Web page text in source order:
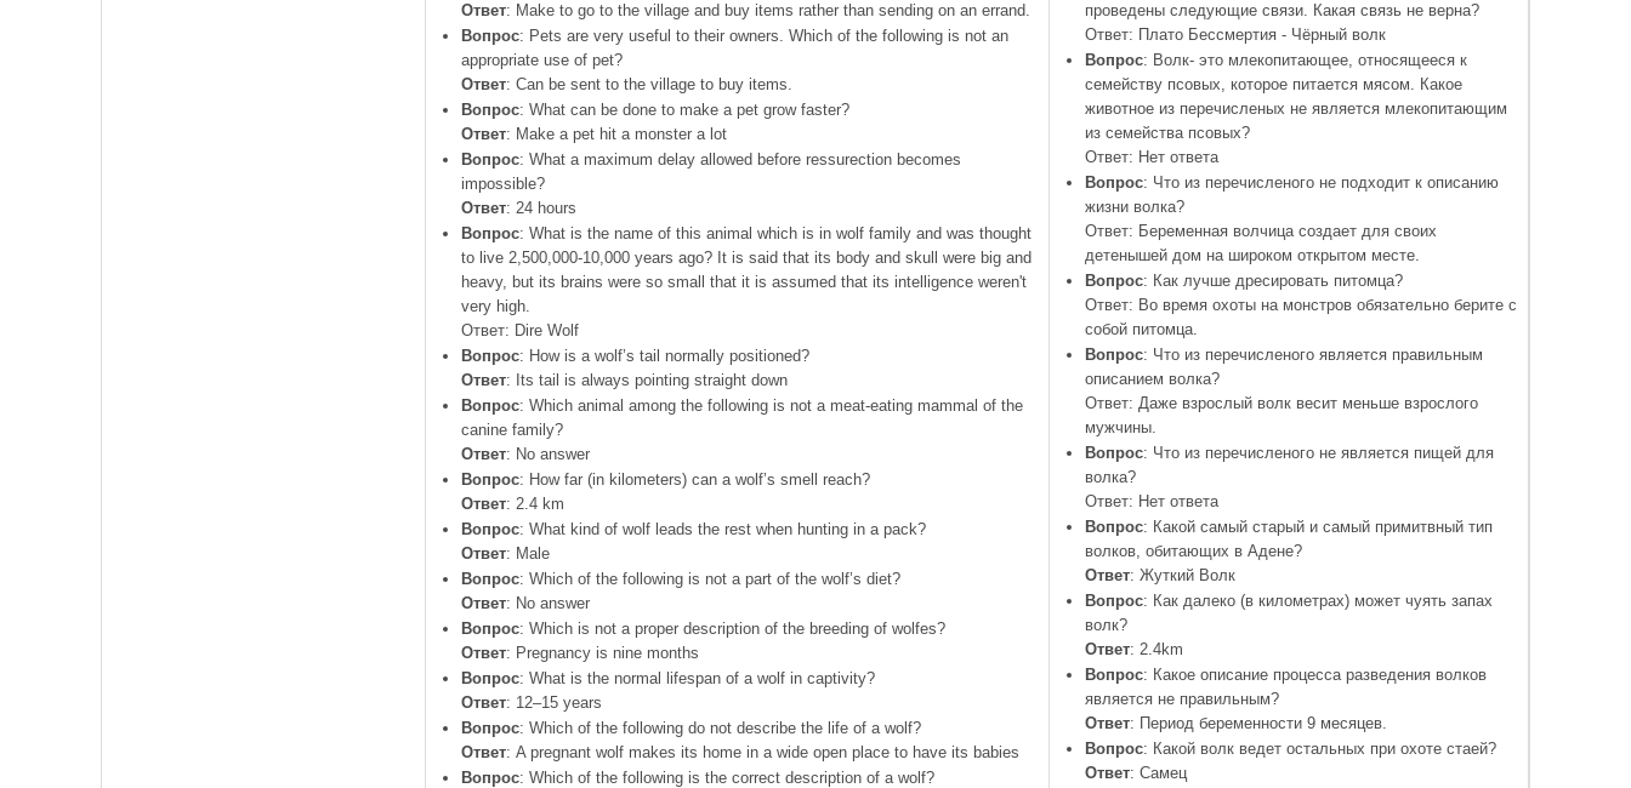
Ответ: Make to go to the village and buy items rather than sending on an errand.
Вопрос: Pets are very useful to their owners. Which of the following is not an
appropriate use of pet?
Ответ: Can be sent to the village to buy items.
Вопрос: What can be done to make a pet grow faster?
Ответ: Make a pet hit a monster a lot
Вопрос: What a maximum delay allowed before ressurection becomes
impossible?
Ответ: 24 hours
Вопрос: What is the name of this animal which is in wolf family and was thought
to live 2,500,000-10,000 years ago? It is said that its body and skull were big and
heavy, but its brains were so small that it is assumed that its intelligence weren't
very high.
Ответ: Dire Wolf
Вопрос: How is a wolf’s tail normally positioned?
Ответ: Its tail is always pointing straight down
Вопрос: Which animal among the following is not a meat-eating mammal of the
canine family?
Ответ: No answer
Вопрос: How far (in kilometers) can a wolf’s smell reach?
Ответ: 2.4 km
Вопрос: What kind of wolf leads the rest when hunting in a pack?
Ответ: Male
Вопрос: Which of the following is not a part of the wolf’s diet?
Ответ: No answer
Вопрос: Which is not a proper description of the breeding of wolfes?
Ответ: Pregnancy is nine months
Вопрос: What is the normal lifespan of a wolf in captivity?
Ответ: 12–15 years
Вопрос: Which of the following do not describe the life of a wolf?
Ответ: A pregnant wolf makes its home in a wide open place to have its babies
Вопрос: Which of the following is the correct description of a wolf?
проведены следующие связи. Какая связь не верна?
Ответ: Плато Бессмертия - Чёрный волк
Вопрос: Волк- это млекопитающее, относящееся к
семейству псовых, которое питается мясом. Какое
животное из перечисленых не является млекопитающим
из семейства псовых?
Ответ: Нет ответа
Вопрос: Что из перечисленого не подходит к описанию
жизни волка?
Ответ: Беременная волчица создает для своих
детенышей дом на широком открытом месте.
Вопрос: Как лучше дресировать питомца?
Ответ: Во время охоты на монстров обязательно берите с
собой питомца.
Вопрос: Что из перечисленого является правильным
описанием волка?
Ответ: Даже взрослый волк весит меньше взрослого
мужчины.
Вопрос: Что из перечисленого не является пищей для
волка?
Ответ: Нет ответа
Вопрос: Какой самый старый и самый примитвный тип
волков, обитающих в Адене?
Ответ: Жуткий Волк
Вопрос: Как далеко (в километрах) может чуять запах
волк?
Ответ: 2.4km
Вопрос: Какое описание процесса разведения волков
является не правильным?
Ответ: Период беременности 9 месяцев.
Вопрос: Какой волк ведет остальных при охоте стаей?
Ответ: Самец